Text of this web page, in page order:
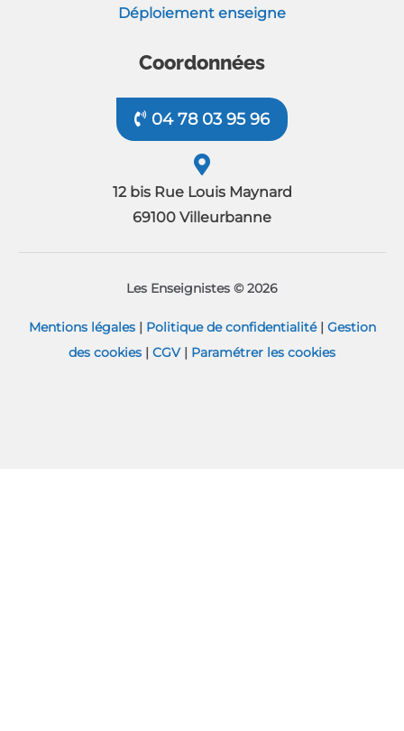
Déploiement enseigne
Coordonnées
04 78 03 95 96
12 bis Rue Louis Maynard
69100 Villeurbanne
Les Enseignistes © 2026
Mentions légales| Politique de confidentialité| Gestion
des cookies | CGV| Paramétrer les cookies